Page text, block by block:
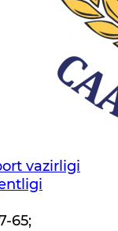
vazirligi
65;